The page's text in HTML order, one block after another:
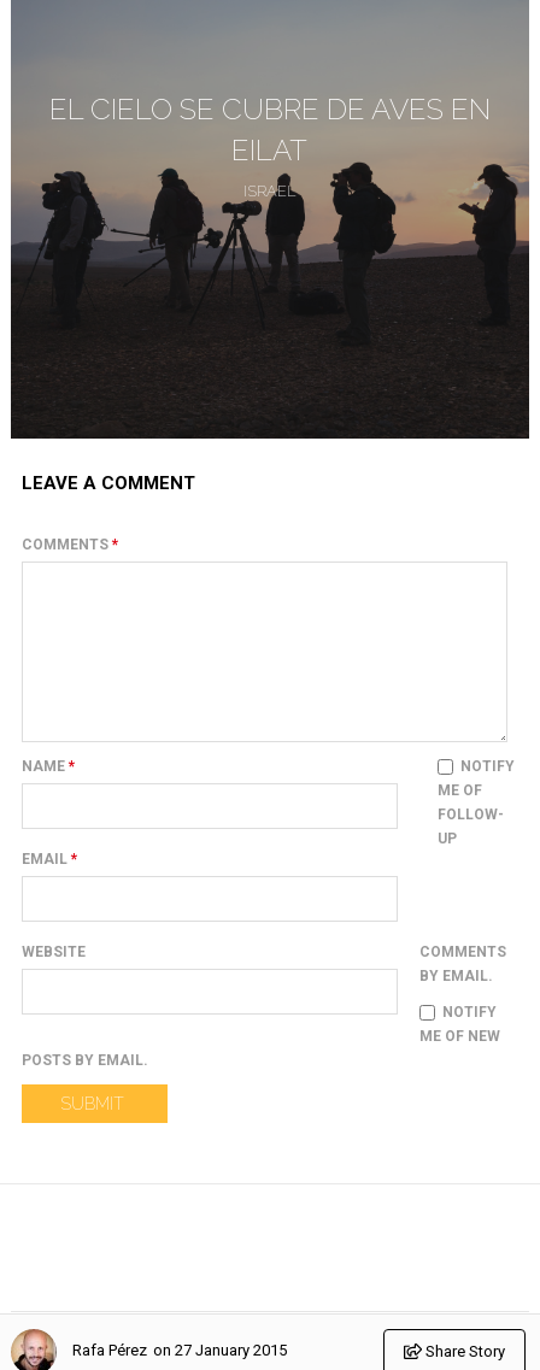
Rafa Pérez on 27 January 2015 Share Story
EL CIELO SE CUBRE DE AVES EN
EILAT
ISRAEL
LEAVE A COMMENT
COMMENTS *
NAME *
EMAIL *
WEBSITE
NOTIFY
ME OF
FOLLOW-
UP
COMMENTS
BY EMAIL.
NOTIFY
ME OF NEW
POSTS BY EMAIL.
© Copyright de los autores indicados en cada artículo. Todos los